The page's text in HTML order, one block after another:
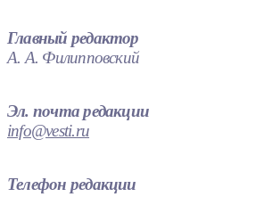
Главный редактор
А. А. Филипповский
Эл. почта редакции
info@vesti.ru
Телефон редакции